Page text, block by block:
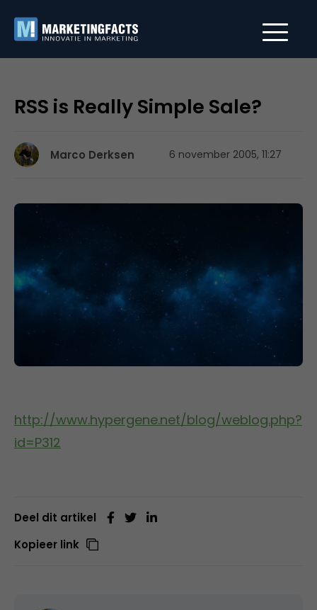
RSS is Really Simple Sale?
Marco Derksen 6 november 2005, 11:27
http://www.hypergene.net/blog/weblog.php?
id=P312
Deel dit artikel
Kopieer link